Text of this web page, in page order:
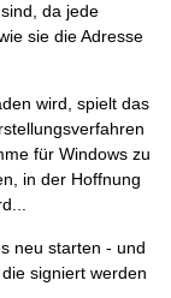
da jede
sie die Adresse
wird, spielt das
für Windows zu
in der Hoffnung
neu starten - und
signiert werden